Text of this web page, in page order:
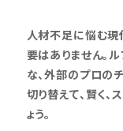
人材不足に悩む現
要はありません。
な、外部のプロの
切り替えて、賢く
ょう。